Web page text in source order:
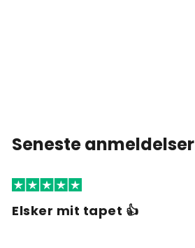
Seneste anmeldelser
Elsker mit tapet 👍